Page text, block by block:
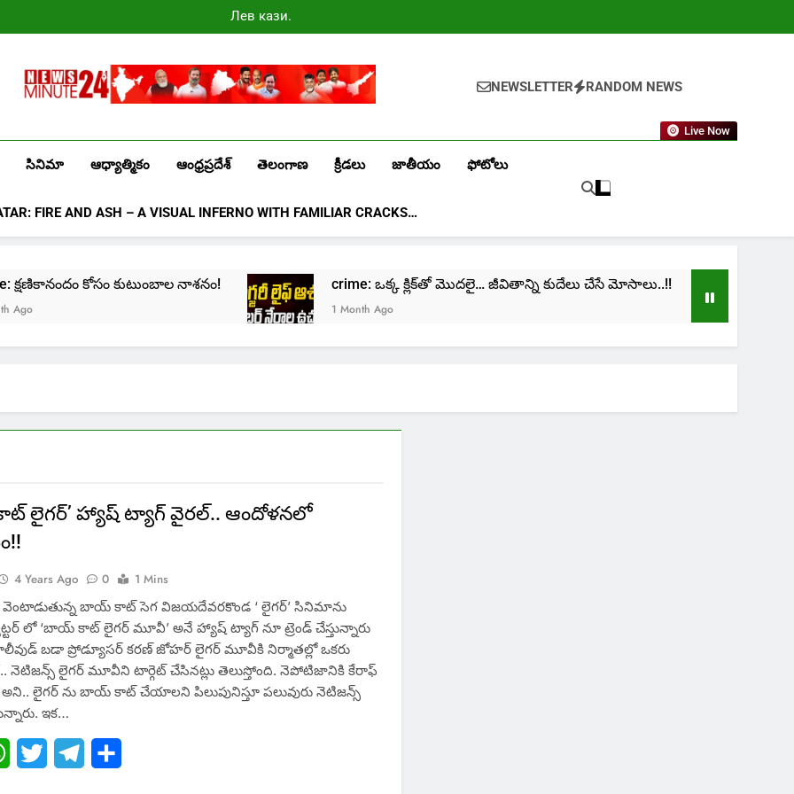
Лев казино
промокоды
Newsminute24
NEWSLETTER RANDOM NEWS
Live Now
సినిమా ఆధ్యాత్మికం ఆంధ్రప్రదేశ్ తెలంగాణ క్రీడలు జాతీయం ఫోటోలు
FIRE AND ASH – A VISUAL INFERNO WITH FAMILIAR CRACKS…
క్షణికానందం కోసం కుటుంబాల నాశనం! crime: ఒక్క క్లిక్‌తో మొదలై… జీవితాన్ని కుదేలు చేసే మోసాలు..!!
1 Month Ago
లైగర్’ హ్యాష్ ట్యాగ్ వైరల్.. ఆందోళనలో
4 Years Ago 0
1 Mins
బాయ్ కాట్ సెగ విజయదేవరకొండ ‘ లైగర్’ సినిమాను
లో ‘బాయ్ కాట్ లైగర్ మూవీ’ అనే హ్యాష్ ట్యాగ్ నూ ట్రెండ్ చేస్తున్నారు
బడా ప్రోడ్యూసర్ కరణ్ జోహర్ లైగర్ మూవీకి నిర్మాతల్లో ఒకరు
నెటిజన్స్ లైగర్ మూవీని టార్గెట్ చేసినట్లు తెలుస్తోంది. నెపోటిజానికి కేరాఫ్
అని.. లైగర్ ను బాయ్ కాట్ చేయాలని పిలుపునిస్తూ పలువురు నెటిజన్స్
ఇక…
WhatsApp
Twitter Telegram